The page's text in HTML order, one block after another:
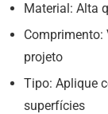
Material: Alta
Comprimento:
projeto
Tipo: Aplique
superfícies